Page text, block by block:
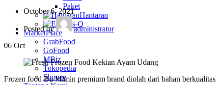
Paket
Hantaran
Es-Q
MarketPlace
GrabFood
GoFood
MBiz
Tokopedia
Shopee
October 6, 2021
Posted by
administrator
06 Oct
Frozen food Bu Mimin premium brand diolah dari bahan berkualitas